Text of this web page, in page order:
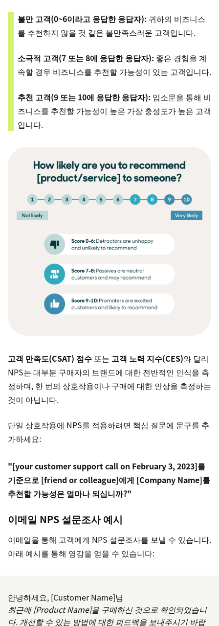
불만 고객(0~6이라고 응답한 응답자): 귀하의 비즈니스
를 추천하지 않을 것 같은 불만족스러운 고객입니다.
소극적 고객(7 또는 8에 응답한 응답자): 좋은 경험을 계
속할 경우 비즈니스를 추천할 가능성이 있는 고객입니다.
추천 고객(9 또는 10에 응답한 응답자): 입소문을 통해 비
즈니스를 추천할 가능성이 높은 가장 충성도가 높은 고객
입니다.
고객 만족도(CSAT) 점수 또는 고객 노력 지수(CES)와 달리
NPS는 대부분 구매자의 브랜드에 대한 전반적인 인식을 측
정하며, 한 번의 상호작용이나 구매에 대한 인상을 측정하는
것이 아닙니다.
단일 상호작용에 NPS를 적용하려면 핵심 질문에 문구를 추
가하세요:
"[your customer support call on February 3, 2023]를
기준으로 [friend or colleague]에게 [Company Name]를
추천할 가능성은 얼마나 되십니까?"
이메일 NPS 설문조사 예시
이메일을 통해 고객에게 NPS 설문조사를 보낼 수 있습니다.
아래 예시를 통해 영감을 얻을 수 있습니다:
안녕하세요, [Customer Name]님
최근에 [Product Name]을 구매하신 것으로 확인되었습니
다. 개선할 수 있는 방법에 대한 피드백을 보내주시기 바랍